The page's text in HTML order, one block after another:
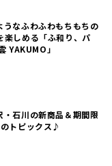
うなふわふわもちもちの
楽しめる「ふ和り、パ
YAKUMO」
・石川の新商品＆期間限
トピックス♪